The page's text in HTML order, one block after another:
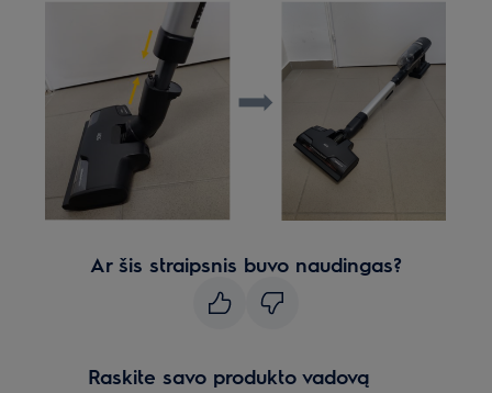
Ar šis straipsnis buvo naudingas?
Raskite savo produkto vadovą